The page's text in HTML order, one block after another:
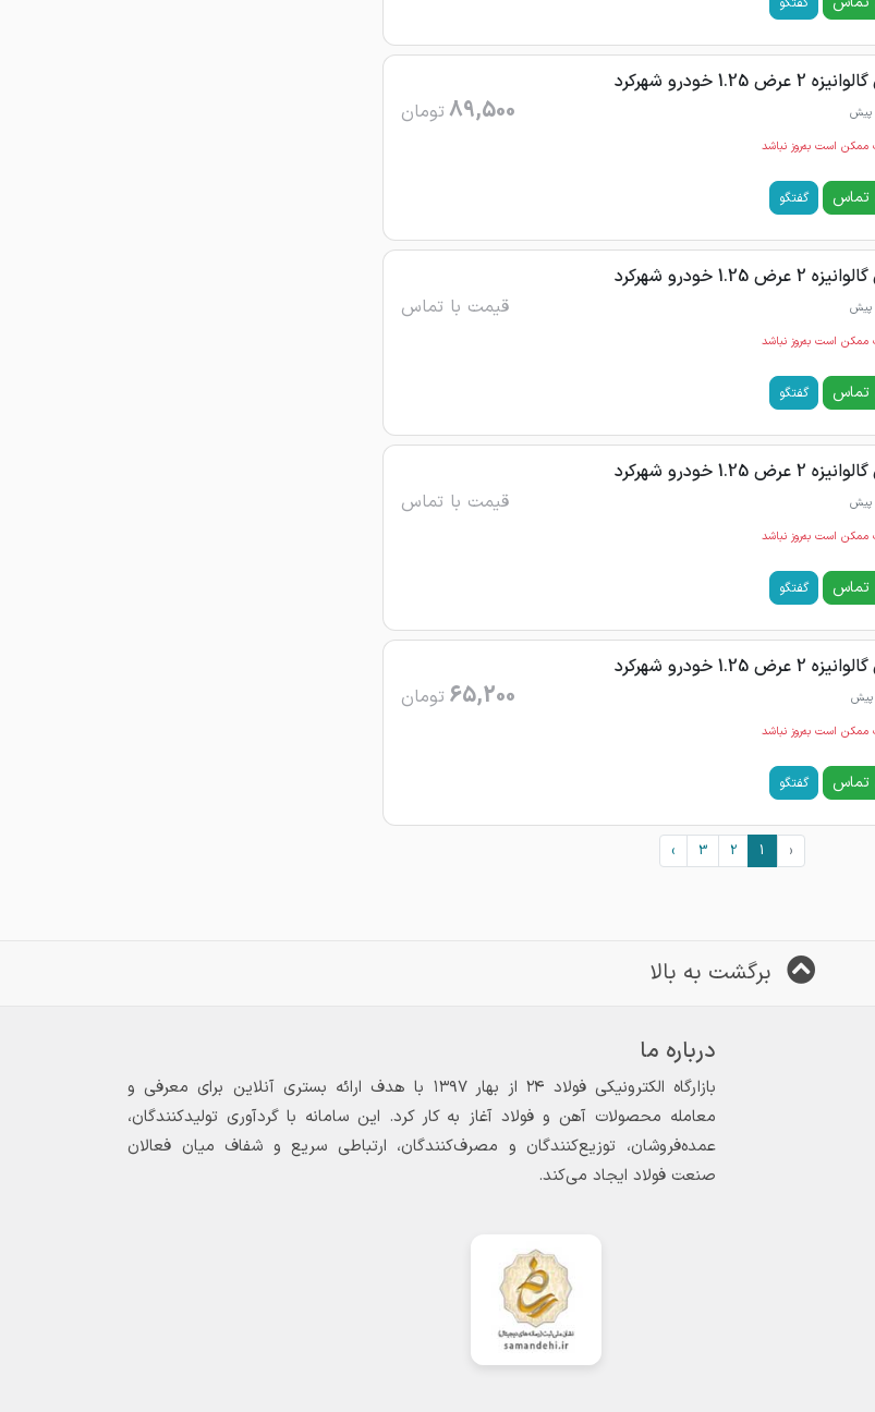
2 عرض 1.25 خودرو شهرکرد
89,500 تومان
است به‌روز نباشد
تماس گفتگو
2 عرض 1.25 خودرو شهرکرد
قیمت با تماس
است به‌روز نباشد
تماس گفتگو
2 عرض 1.25 خودرو شهرکرد
قیمت با تماس
است به‌روز نباشد
تماس گفتگو
2 عرض 1.25 خودرو شهرکرد
65,200 تومان
است به‌روز نباشد
تماس گفتگو
‹
1
2
3
›
برگشت به بالا
درباره ما
بازارگاه الکترونیکی فولاد ۲۴ از بهار ۱۳۹۷ با هدف ارائه بستری آنلاین برای معرفی و
معامله محصولات آهن و فولاد آغاز به کار کرد. این سامانه با گردآوری تولیدکنندگان،
عمده‌فروشان، توزیع‌کنندگان و مصرف‌کنندگان، ارتباطی سریع و شفاف میان فعالان
صنعت فولاد ایجاد می‌کند.